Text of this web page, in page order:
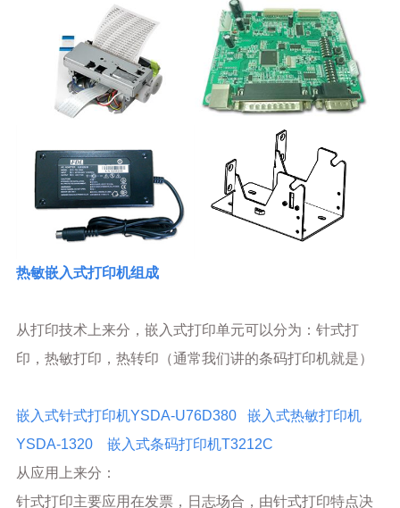
热敏嵌入式打印机组成
从打印技术上来分，嵌入式打印单元可以分为：针式打
印，热敏打印，热转印（通常我们讲的条码打印机就是）
嵌入式针式打印机YSDA-U76D380
嵌入式热敏打印机
YSDA-1320
嵌入式条码打印机T3212C
从应用上来分：
针式打印主要应用在发票，日志场合，由针式打印特点决